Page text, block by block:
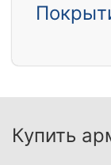
Купить